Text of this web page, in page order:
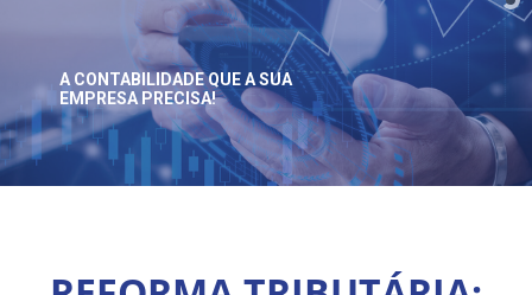
A CONTABILIDADE QUEA SUA
EMPRESA PRECISA!